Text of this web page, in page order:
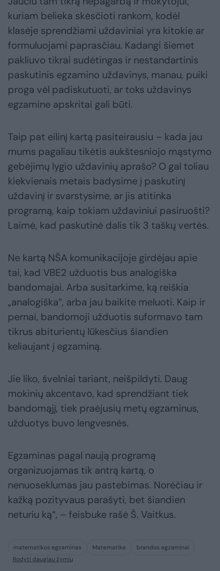
kuriam belieka skėsčioti rankom, kodėl
klasėje sprendžiami uždaviniai yra kitokie ar
formuluojami paprasčiau. Kadangi šiemet
pakliuvo tikrai sudėtingas ir nestandartinis
paskutinis egzamino uždavinys, manau, puiki
proga vėl padiskutuoti, ar toks uždavinys
egzamine apskritai gali būti.
Taip pat eilinį kartą pasiteirausiu – kada jau
mums pagaliau tikėtis aukštesniojo mąstymo
gebėjimų lygio uždavinių aprašo? O gal toliau
kiekvienais metais badysime į paskutinį
uždavinį ir svarstysime, ar jis atitinka
programą, kaip tokiam uždaviniui pasiruošti?
Laimė, kad paskutinė dalis tik 3 taškų vertės.
Ne kartą NŠA komunikacijoje girdėjau apie
tai, kad VBE2 užduotis bus analogiška
bandomajai. Arba susitarkime, ką reiškia
„analogiška“, arba jau baikite meluoti. Kaip ir
pernai, bandomoji užduotis suformavo tam
tikrus abiturientų lūkesčius šiandien
keliaujant į egzaminą.
Jie liko, švelniai tariant, neišpildyti. Daug
mokinių akcentavo, kad sprendžiant tiek
bandomąjį, tiek praėjusių metų egzaminus,
užduotys buvo lengvesnės.
Egzaminas pagal naują programą
organizuojamas tik antrą kartą, o
nenuoseklumas jau pastebimas. Norėčiau ir
kažką pozityvaus parašyti, bet šiandien
neturiu ką“, – feisbuke rašė Š. Vaitkus.
matematikos egzaminas Matematika
brandos egzaminai
Rodyti daugiau žymių